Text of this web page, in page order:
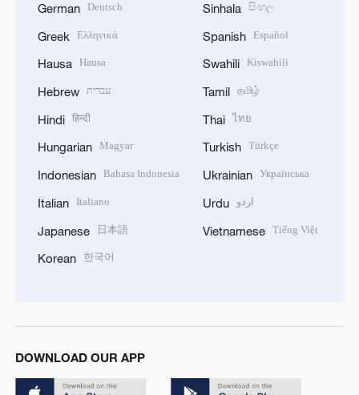
German Deutsch
Greek Ελληνικά
Hausa Hausa
Hebrew עברית
Hindi हिन्दी
Hungarian Magyar
Indonesian Bahasa Indonesia
Italian Italiano
Japanese 日本語
Korean 한국어
Sinhala සිංහල
Spanish Español
Swahili Kiswahili
Tamil தமிழ்
Thai ไทย
Turkish Türkçe
Ukrainian Українська
Urdu اردو
Vietnamese Tiếng Việt
DOWNLOAD OUR APP